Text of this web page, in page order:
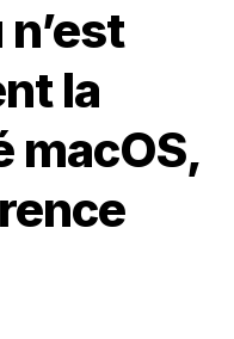
la
macOS,